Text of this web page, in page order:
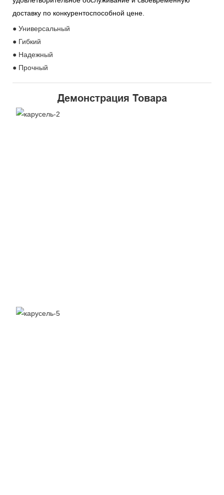
доставку по конкурентоспособной цене.
● Универсальный
● Гибкий
● Надежный
● Прочный
Демонстрация Товара